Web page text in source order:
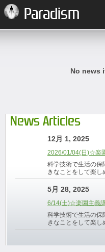
Paradism
No news
News Articles
12月 1, 2025
2026/01/04(日)☆楽
科学技術で生活の保
きなことをして楽し
5月 28, 2025
6/14(土)☆楽園主義
科学技術で生活の保
きなことをして楽し